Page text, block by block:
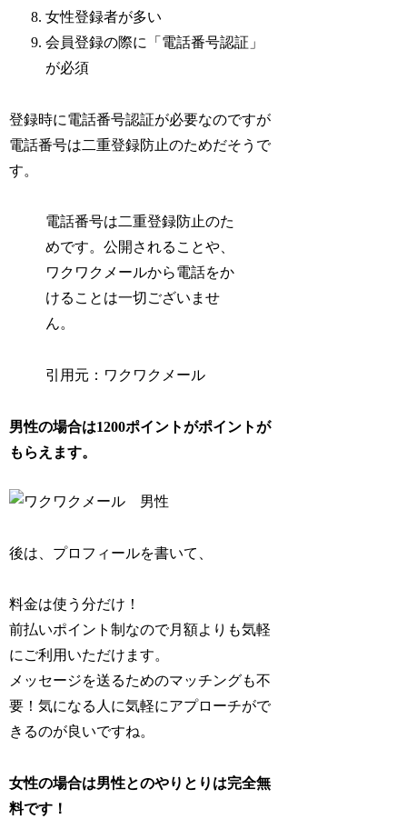
女性登録者が多い
会員登録の際に「電話番号認証」
が必須
登録時に電話番号認証が必要なのですが
電話番号は二重登録防止のためだそうで
す。
電話番号は二重登録防止のた
めです。公開されることや、
ワクワクメールから電話をか
けることは一切ございませ
ん。
引用元：ワクワクメール
男性の場合は1200ポイントがポイントが
もらえます。
後は、プロフィールを書いて、
料金は使う分だけ！
前払いポイント制なので月額よりも気軽
にご利用いただけます。
メッセージを送るためのマッチングも不
要！気になる人に気軽にアプローチがで
きるのが良いですね。
女性の場合は男性とのやりとりは完全無
料です！